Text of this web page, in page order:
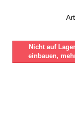
Nicht auf
einbauen,